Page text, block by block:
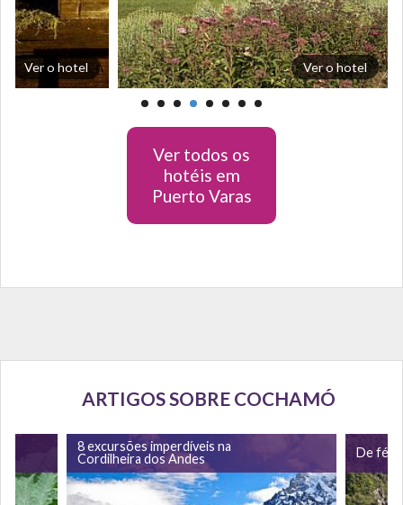
Ver o hotel Ver o hotel
Ver todos os
hotéis em
Puerto Varas
ARTIGOS SOBRE COCHAMÓ
8 excursões imperdíveis na
Cordilheira dos Andes
De